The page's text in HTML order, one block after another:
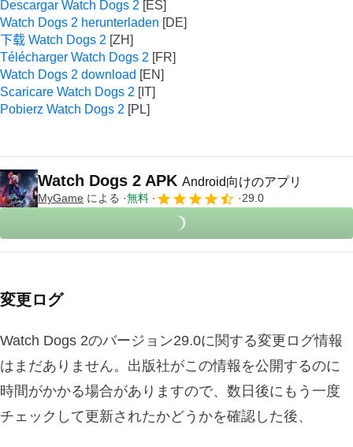
Descargar Watch Dogs 2
Watch Dogs 2 herunterladen
下载 Watch Dogs 2
Télécharger Watch Dogs 2
Watch Dogs 2 download
Scaricare Watch Dogs 2
Pobierz Watch Dogs 2
Watch Dogs 2 APK Android向けのアプリ
MyGame による 無料 29.0
変更ログ
Watch Dogs 2のバージョン29.0に関する変更ログ情報
はまだありません。出版社がこの情報を公開するのに
時間がかかる場合がありますので、数日後にもう一度
チェックして更新されたかどうかを確認した後、